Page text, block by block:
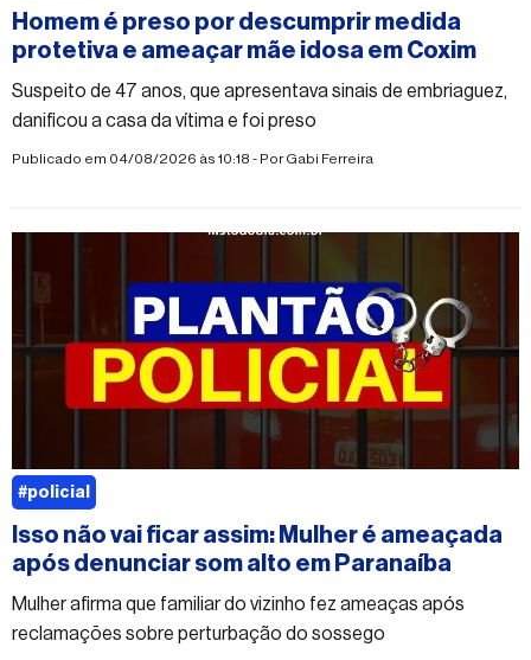
Homem é preso por descumprir medida
protetiva e ameaçar mãe idosa em Coxim
Suspeito de 47 anos, que apresentava sinais de embriaguez,
danificou a casa da vítima e foi preso
Publicado em 04/08/2026 às 10:18 - PorGabi Ferreira
Isso não vai ficar assim: Mulher é ameaçada
após denunciar som alto em Paranaíba
Mulher afirma que familiar do vizinho fez ameaças após
reclamações sobre perturbação do sossego
#policial